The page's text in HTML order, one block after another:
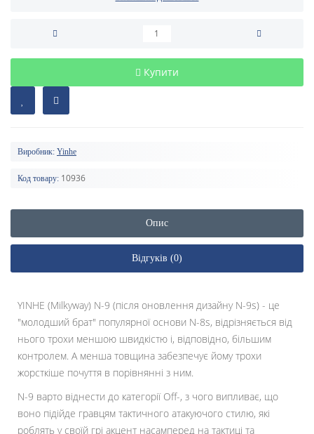
Купити
Виробник: Yinhe
Код товару: 10936
Опис
Відгуків (0)
YINHE (Milkyway) N-9 (після оновлення дизайну N-9s) - це
"молодший брат" популярної основи N-8s, відрізняється від
нього трохи меншою швидкістю і, відповідно, більшим
контролем. А менша товщина забезпечує йому трохи
жорсткіше почуття в порівнянні з ним.
N-9 варто віднести до категорії Off-, з чого випливає, що
воно підійде гравцям тактичного атакуючого стилю, які
роблять у своїй грі акцент насамперед на тактиці та